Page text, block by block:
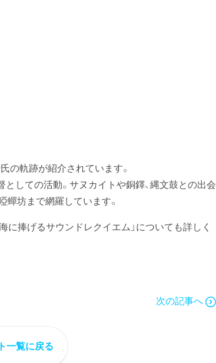
の軌跡が紹介されています。
しての活動。サヌカイトや銅鐸、縄文鼓との出会
坊まで網羅しています。
捧げるサウンドレクイエム」についても詳しく
次の記事へ
一覧に戻る